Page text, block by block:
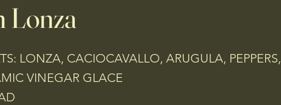
Lonza
LONZA, CACIOCAVALLO, ARUGULA, PEPPERS,
VINEGAR GLACE